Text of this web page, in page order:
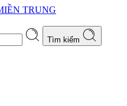
Tìm kiếm